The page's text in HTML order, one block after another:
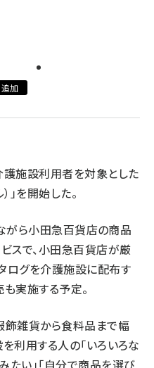
加
施設利用者を対象とした
」を開始した。
がら小田急百貨店の商品
スで、小田急百貨店が厳
ログを介護施設に配布す
実施する予定。
飾雑貨から食料品まで幅
利用する人の「いろいろな
い」「自分で商品を選び